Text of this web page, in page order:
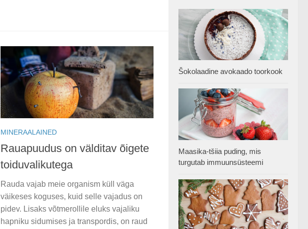
MINERAALAINED
Rauapuudus on välditav õigete
toiduvalikutega
Rauda vajab meie organism küll väga
väikeses koguses, kuid selle vajadus on
pidev. Lisaks võtmerollile eluks vajaliku
hapniku sidumises ja transpordis, on raud
Šokolaadine avokaado toorkook
Maasika-tšiia puding, mis
turgutab immuunsüsteemi